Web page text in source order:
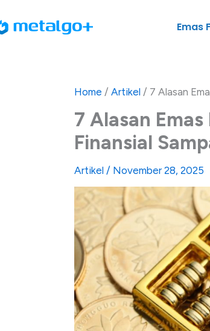
to
Emas
Home / Artikel / 7 Alasan
7 Alasan
Finansial
Artikel / November 28, 2025